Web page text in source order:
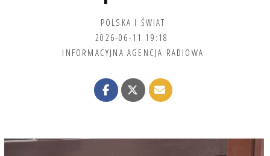
POLSKA I ŚWIAT
2026-06-11 19:18
INFORMACYJNA AGENCJA RADIOWA